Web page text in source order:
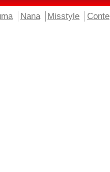
Nana Misstyle Conte